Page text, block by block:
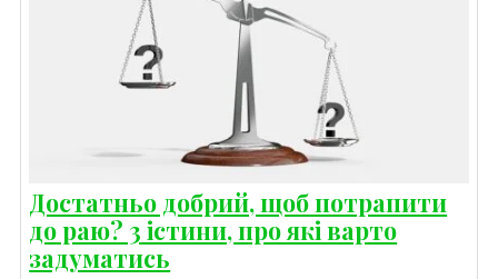
Достатньо добрий, щоб потрапити
до раю? 3 істини, про які варто
задуматись